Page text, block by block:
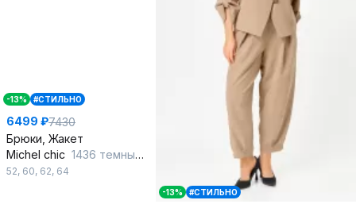
-13% #СТИЛЬНО
6499 ₽7430
Брюки, Жакет
Michel chic 1436 темный-графит
52, 60, 62, 64
-13% #СТИЛЬНО